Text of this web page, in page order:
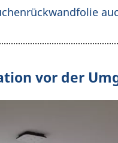
vor der